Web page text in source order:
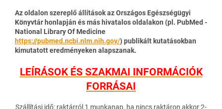
Az oldalon szereplő állítások az Országos Egészségügyi
Könyvtár honlapján és más hivatalos oldalakon (pl. PubMed -
National Library Of Medicine
https://pubmed.ncbi.nlm.nih.gov/) publikált kutatásokban
kimutatott eredményeken alapszanak.
LEÍRÁSOK ÉS SZAKMAI INFORMÁCIÓK
FORRÁSAI
Szállítási idő: raktárról 1 munkanap, ha nincs raktáron akkor 2-